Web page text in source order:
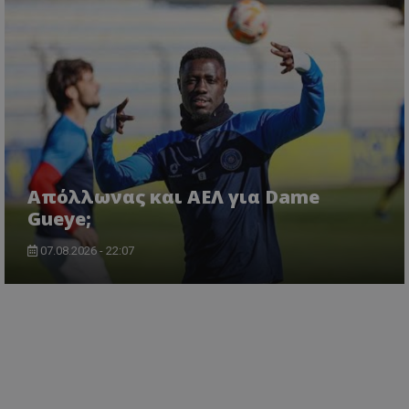
Απόλλωνας και ΑΕΛ για Dame
Gueye;
07.08.2026 - 22:07